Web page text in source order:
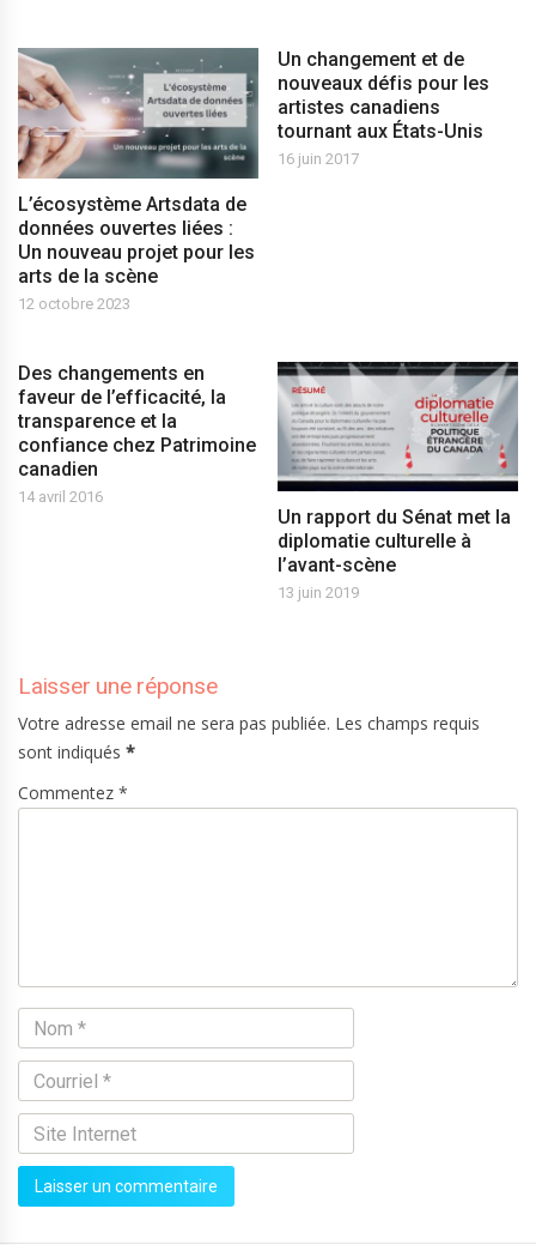
L’écosystème Artsdata de
données ouvertes liées :
Un nouveau projet pour les
arts de la scène
12 octobre 2023
Un changement et de
nouveaux défis pour les
artistes canadiens
tournant aux États-Unis
16 juin 2017
Des changements en
faveur de l’efficacité, la
transparence et la
confiance chez Patrimoine
canadien
14 avril 2016
Un rapport du Sénat met la
diplomatie culturelle à
l’avant-scène
13 juin 2019
Laisser une réponse
Votre adresse email ne sera pas publiée. Les champs requis
sont indiqués *
Commentez *